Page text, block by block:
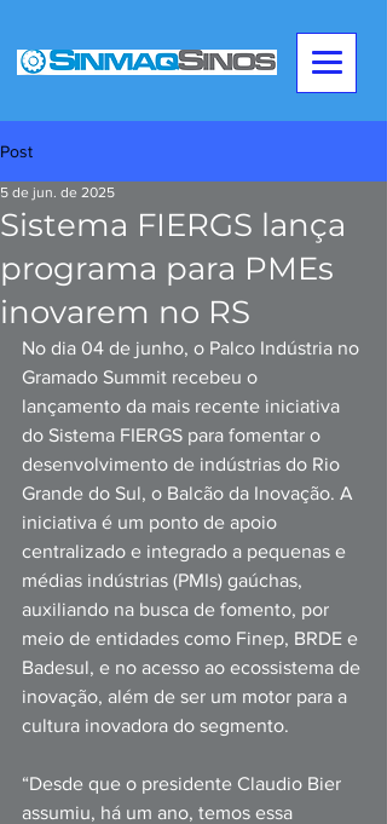
Post
Sistema FIERGS lança
programa para PMEs
inovarem no RS
5 de jun. de 2025
No dia 04 de junho, o Palco Indústria no
Gramado Summit recebeu o
lançamento da mais recente iniciativa
do Sistema FIERGS para fomentar o
desenvolvimento de indústrias do Rio
Grande do Sul, o Balcão da Inovação. A
iniciativa é um ponto de apoio
centralizado e integrado a pequenas e
médias indústrias (PMIs) gaúchas,
auxiliando na busca de fomento, por
meio de entidades como Finep, BRDE e
Badesul, e no acesso ao ecossistema de
inovação, além de ser um motor para a
cultura inovadora do segmento.
“Desde que o presidente Claudio Bier
assumiu, há um ano, temos essa